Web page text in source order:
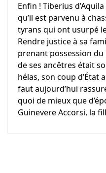
Enfin ! Tiberius
qu’il est parvenu à
tyrans qui ont usurpé
Rendre justice à sa
prenant possession
de ses ancêtres était
hélas, son coup d’État
faut aujourd’hui
quoi de mieux que
Guinevere Accorsi, la